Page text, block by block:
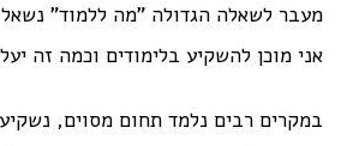
מעבר לשאלה הגדולה "מה ללמוד"
אני מוכן להשקיע בלימודים וכמה זה
במקרים רבים נלמד תחום מסוים,